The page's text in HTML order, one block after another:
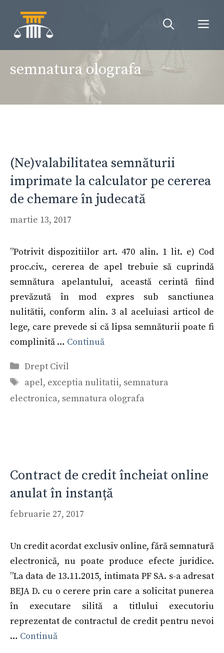
conținut
semnatura olografa
(Ne)valabilitatea semnăturii
imprimate la calculator pe cererea
de chemare în judecată
martie 13, 2017
”Potrivit dispozitiilor art. 470 alin. 1 lit. e) Cod
proc.civ., cererea de apel trebuie să cuprindă
semnătura apelantului, această cerintă fiind
prevăzută în mod expres sub sanctiunea
nulitătii, conform alin. 3 al aceluiasi articol de
lege, care prevede si că lipsa semnăturii poate fi
complinită … Continuă
Categorii
Drept Civil
Etichete
apel, exceptia nulitatii, semnatura
electronica, semnatura olografa
Contract de credit încheiat online
anulat în instanță
februarie 27, 2017
Un credit acordat exclusiv online, fără semnatură
electronică, nu poate produce efecte juridice.
”La data de 13.11.2015, intimata PF SA. s-a adresat
BEJA D. cu o cerere prin care a solicitat punerea
în executare silită a titlului executoriu
reprezentat de contractul de credit pentru nevoi
… Continuă